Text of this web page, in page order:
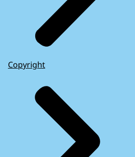
Copyright